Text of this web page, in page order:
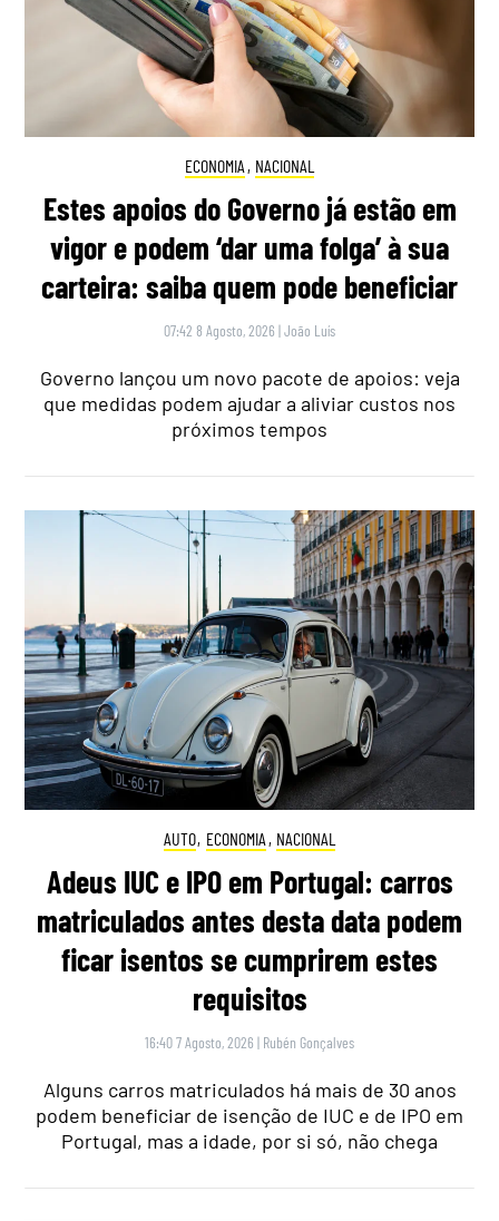
ECONOMIA , NACIONAL
Estes apoios do Governo já estão em
vigor e podem ‘dar uma folga’ à sua
carteira: saiba quem pode beneficiar
07:42 8 Agosto, 2026 |João Luís
Governo lançou um novo pacote de apoios: veja
que medidas podem ajudar a aliviar custos nos
próximos tempos
AUTO, ECONOMIA , NACIONAL
Adeus IUC e IPO em Portugal: carros
matriculados antes desta data podem
ficar isentos se cumprirem estes
requisitos
16:40 7 Agosto, 2026 | Rubén Gonçalves
Alguns carros matriculados há mais de 30 anos
podem beneficiar de isenção de IUC e de IPO em
Portugal, mas a idade, por si só, não chega